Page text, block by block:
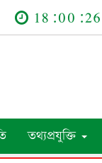
18:00:26
তথ্যপ্রযুক্তি